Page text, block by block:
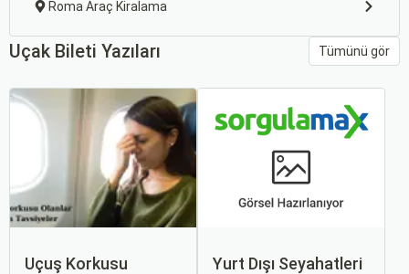
Roma Araç Kiralama
Uçak Bileti Yazıları Tümünü gör
Uçuş Korkusu
Yurt Dışı Seyahatleri